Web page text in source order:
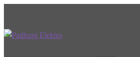
Spring
Spring